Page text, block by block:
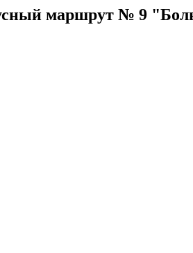
маршрут № 9